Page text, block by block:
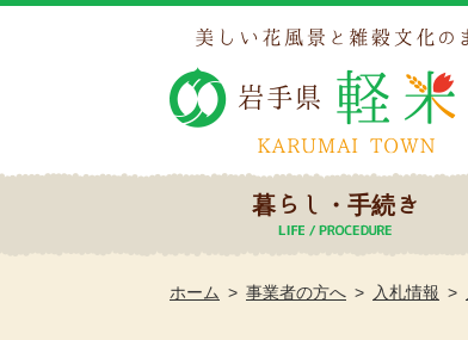
暮らし・手続き
ホーム 事業者の方へ 入札情報